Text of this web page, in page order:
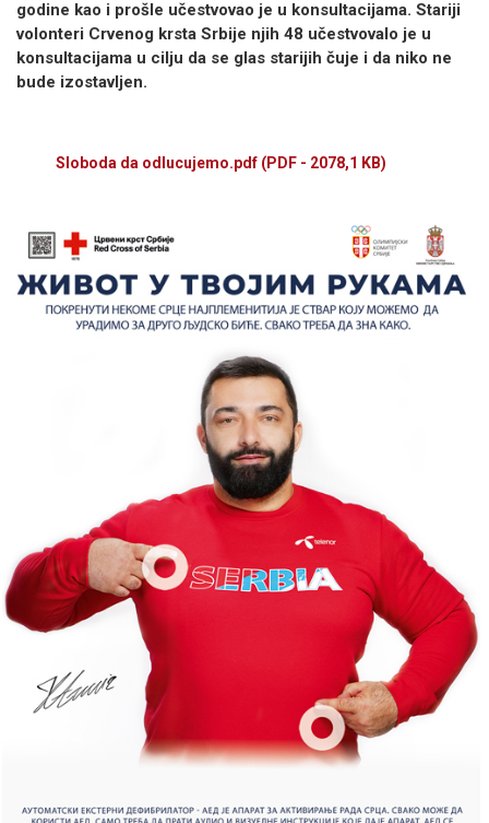
godine kao i prošle učestvovao je u konsultacijama. Stariji
volonteri Crvenog krsta Srbije njih 48 učestvovalo je u
konsultacijama u cilju da se glas starijih čuje i da niko ne
bude izostavljen.
Sloboda da odlucujemo.pdf (PDF - 2078,1 KB)